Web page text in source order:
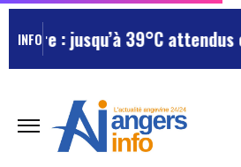
INFO
: jusqu’à 39°C attendus